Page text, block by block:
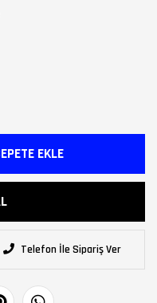
Telefon İle Sipariş Ver